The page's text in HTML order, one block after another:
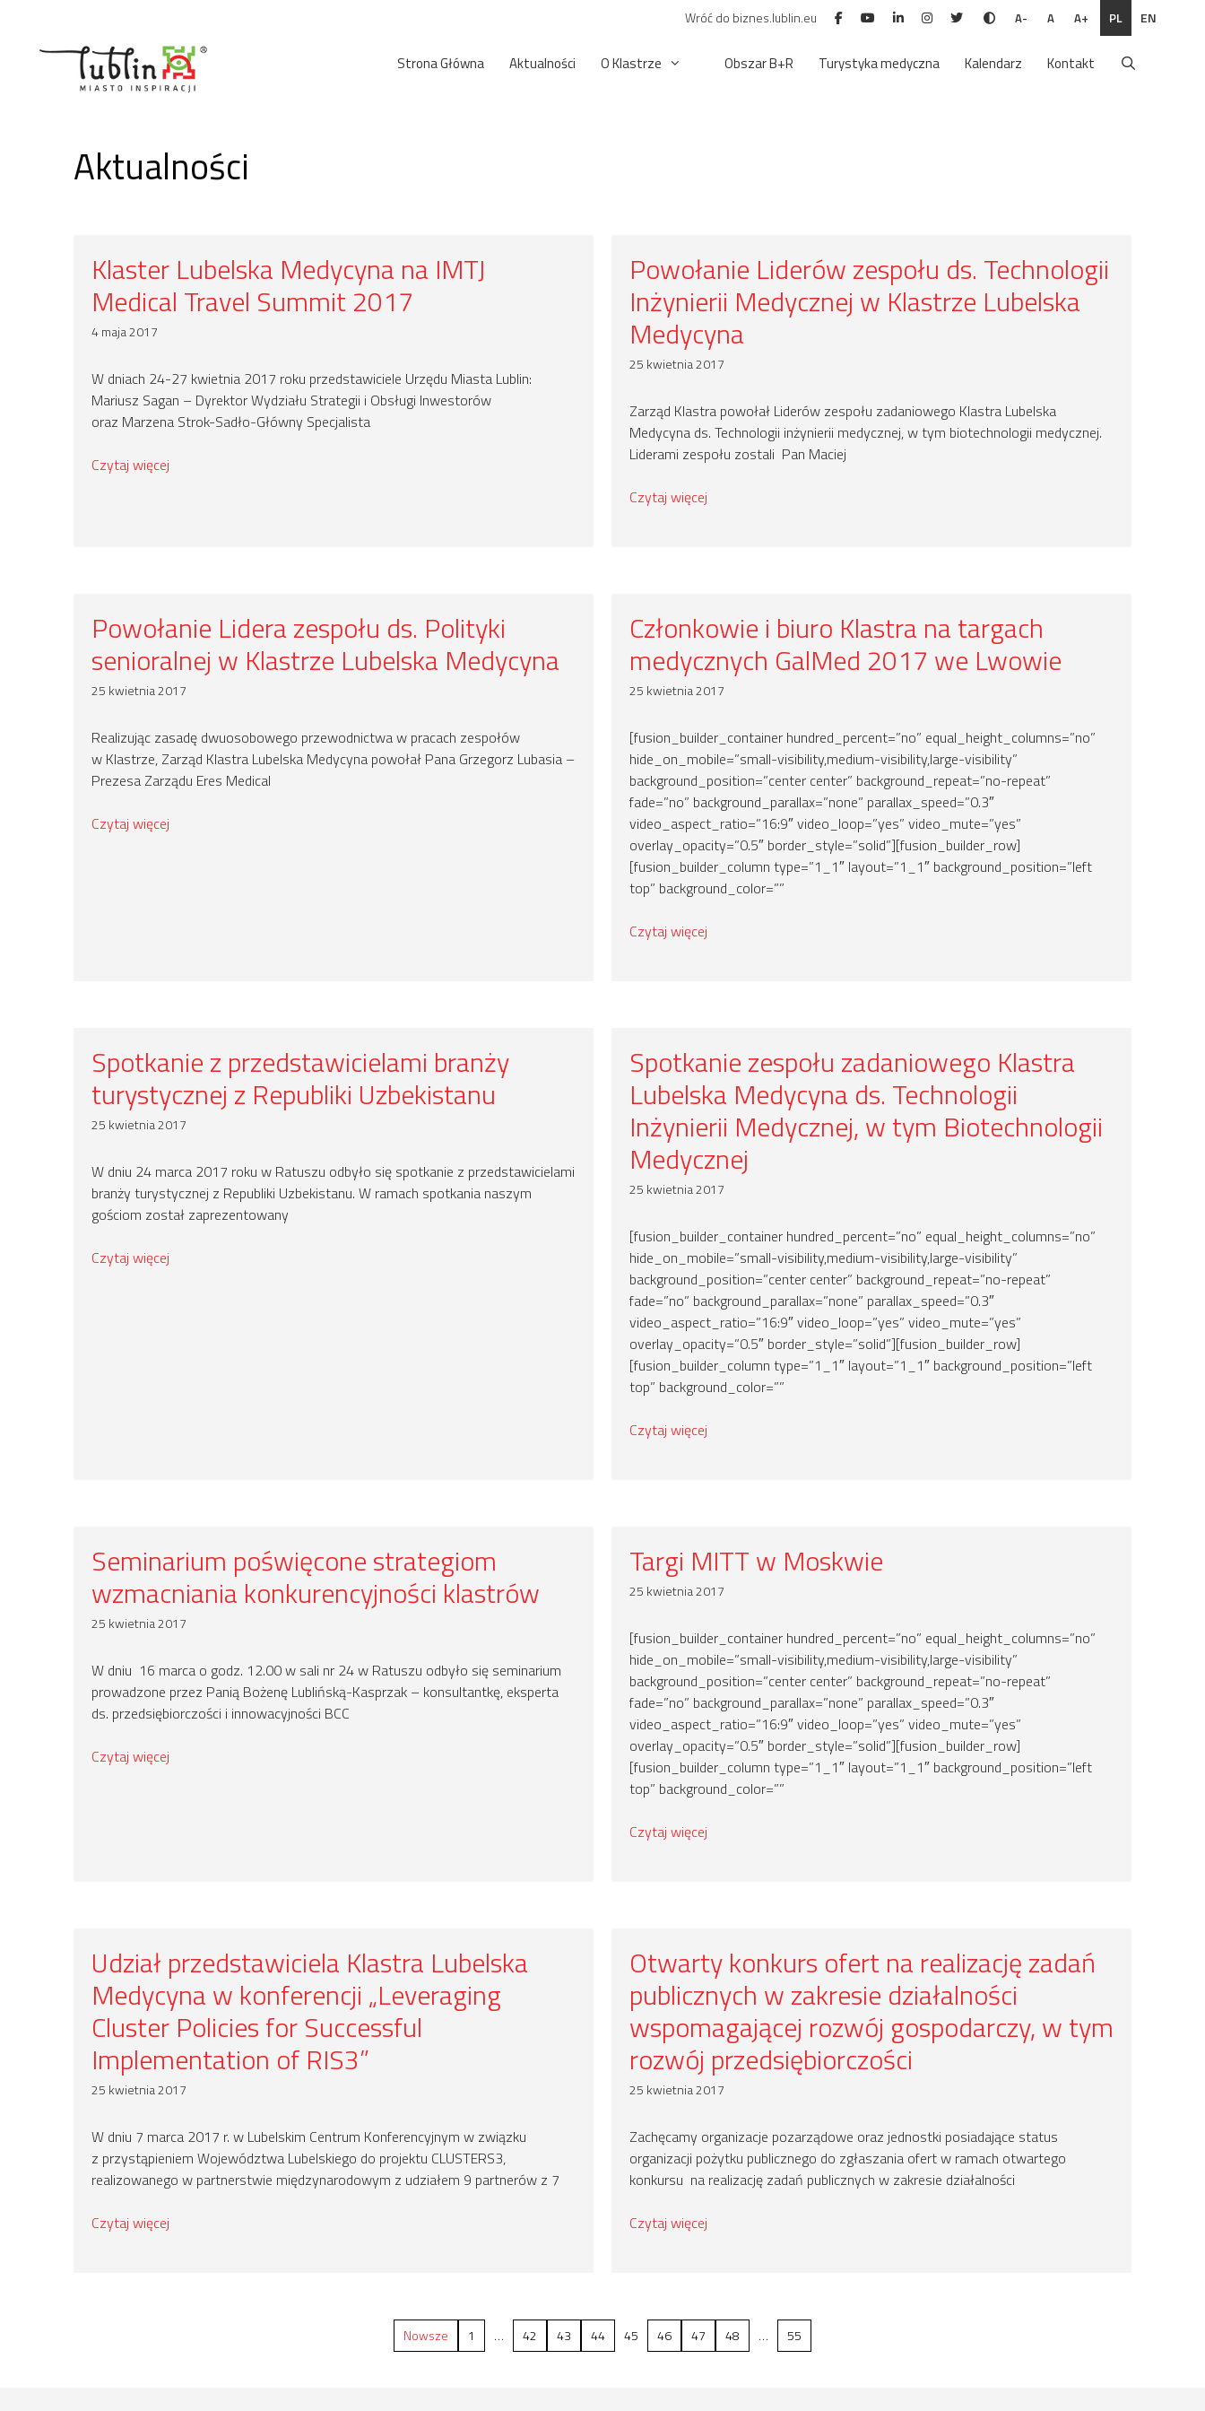
Wróć do biznes.lublin.eu A- A A+ PL EN
Strona Główna Aktualności O Klastrze Obszar B+R Turystyka medyczna Kalendarz Kontakt
Aktualności
Klaster Lubelska Medycyna na IMTJ
Medical Travel Summit 2017
4 maja 2017
W dniach 24-27 kwietnia 2017 roku przedstawiciele Urzędu Miasta Lublin:
Mariusz Sagan – Dyrektor Wydziału Strategii i Obsługi Inwestorów
oraz Marzena Strok-Sadło-Główny Specjalista
Czytaj więcej
Powołanie Liderów zespołu ds. Technologii
Inżynierii Medycznej w Klastrze Lubelska
Medycyna
25 kwietnia 2017
Zarząd Klastra powołał Liderów zespołu zadaniowego Klastra Lubelska
Medycyna ds. Technologii inżynierii medycznej, w tym biotechnologii medycznej.
Liderami zespołu zostali Pan Maciej
Czytaj więcej
Powołanie Lidera zespołu ds. Polityki
senioralnej w Klastrze Lubelska Medycyna
25 kwietnia 2017
Realizując zasadę dwuosobowego przewodnictwa w pracach zespołów
w Klastrze, Zarząd Klastra Lubelska Medycyna powołał Pana Grzegorz Lubasia –
Prezesa Zarządu Eres Medical
Czytaj więcej
Członkowie i biuro Klastra na targach
medycznych GalMed 2017 we Lwowie
25 kwietnia 2017
[fusion_builder_container hundred_percent=”no” equal_height_columns=”no”
hide_on_mobile=”small-visibility,medium-visibility,large-visibility”
background_position=”center center” background_repeat=”no-repeat”
fade=”no” background_parallax=”none” parallax_speed=”0.3″
video_aspect_ratio=”16:9″ video_loop=”yes” video_mute=”yes”
overlay_opacity=”0.5″ border_style=”solid”][fusion_builder_row]
[fusion_builder_column type=”1_1″ layout=”1_1″ background_position=”left
top” background_color=””
Czytaj więcej
Spotkanie z przedstawicielami branży
turystycznej z Republiki Uzbekistanu
25 kwietnia 2017
W dniu 24 marca 2017 roku w Ratuszu odbyło się spotkanie z przedstawicielami
branży turystycznej z Republiki Uzbekistanu. W ramach spotkania naszym
gościom został zaprezentowany
Czytaj więcej
Spotkanie zespołu zadaniowego Klastra
Lubelska Medycyna ds. Technologii
Inżynierii Medycznej, w tym Biotechnologii
Medycznej
25 kwietnia 2017
[fusion_builder_container hundred_percent=”no” equal_height_columns=”no”
hide_on_mobile=”small-visibility,medium-visibility,large-visibility”
background_position=”center center” background_repeat=”no-repeat”
fade=”no” background_parallax=”none” parallax_speed=”0.3″
video_aspect_ratio=”16:9″ video_loop=”yes” video_mute=”yes”
overlay_opacity=”0.5″ border_style=”solid”][fusion_builder_row]
[fusion_builder_column type=”1_1″ layout=”1_1″ background_position=”left
top” background_color=””
Czytaj więcej
Seminarium poświęcone strategiom
wzmacniania konkurencyjności klastrów
25 kwietnia 2017
W dniu 16 marca o godz. 12.00 w sali nr 24 w Ratuszu odbyło się seminarium
prowadzone przez Panią Bożenę Lublińską-Kasprzak – konsultantkę, eksperta
ds. przedsiębiorczości i innowacyjności BCC
Czytaj więcej
Targi MITT w Moskwie
25 kwietnia 2017
[fusion_builder_container hundred_percent=”no” equal_height_columns=”no”
hide_on_mobile=”small-visibility,medium-visibility,large-visibility”
background_position=”center center” background_repeat=”no-repeat”
fade=”no” background_parallax=”none” parallax_speed=”0.3″
video_aspect_ratio=”16:9″ video_loop=”yes” video_mute=”yes”
overlay_opacity=”0.5″ border_style=”solid”][fusion_builder_row]
[fusion_builder_column type=”1_1″ layout=”1_1″ background_position=”left
top” background_color=””
Czytaj więcej
Udział przedstawiciela Klastra Lubelska
Medycyna w konferencji „Leveraging
Cluster Policies for Successful
Implementation of RIS3”
25 kwietnia 2017
W dniu 7 marca 2017 r. w Lubelskim Centrum Konferencyjnym w związku
z przystąpieniem Województwa Lubelskiego do projektu CLUSTERS3,
realizowanego w partnerstwie międzynarodowym z udziałem 9 partnerów z 7
Czytaj więcej
Otwarty konkurs ofert na realizację zadań
publicznych w zakresie działalności
wspomagającej rozwój gospodarczy, w tym
rozwój przedsiębiorczości
25 kwietnia 2017
Zachęcamy organizacje pozarządowe oraz jednostki posiadające status
organizacji pożytku publicznego do zgłaszania ofert w ramach otwartego
konkursu na realizację zadań publicznych w zakresie działalności
Czytaj więcej
Nowsze 1 … 42 43 44 45 46 47 48 … 55